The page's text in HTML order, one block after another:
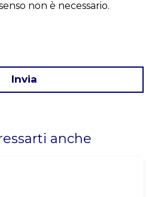
non è necessario.
Invia
anche